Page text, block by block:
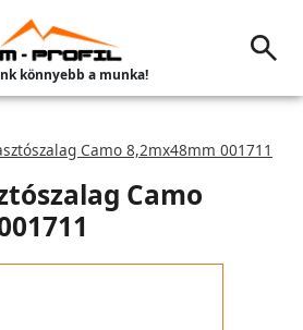
könnyebb a munka!
Camo 8,2mx48mm 001711
Camo